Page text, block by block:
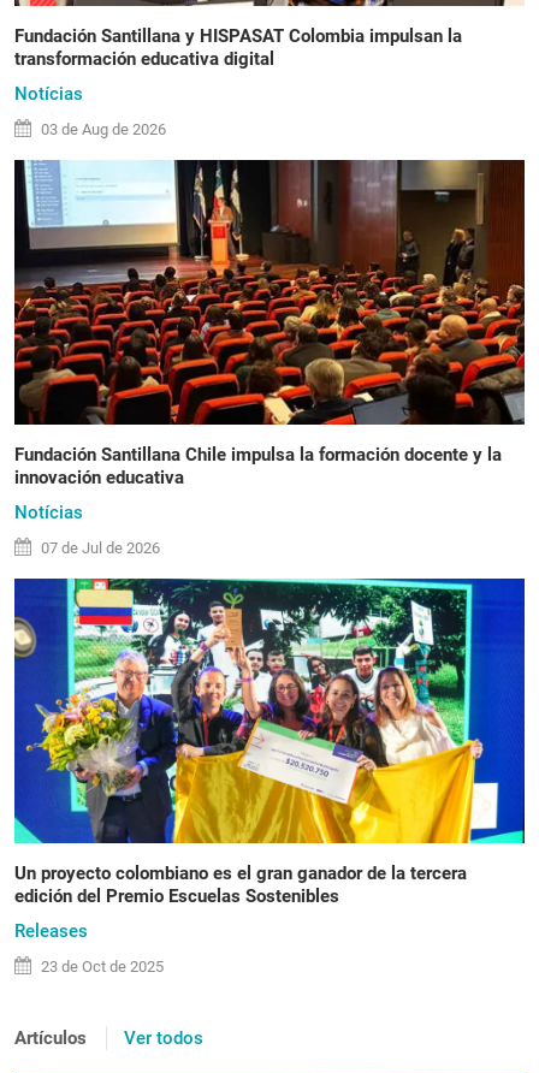
Fundación Santillana y HISPASAT Colombia impulsan la
transformación educativa digital
Notícias
03 de Aug de 2026
Fundación Santillana Chile impulsa la formación docente y la
innovación educativa
Notícias
07 de Jul de 2026
Un proyecto colombiano es el gran ganador de la tercera
edición del Premio Escuelas Sostenibles
Releases
23 de Oct de 2025
Artículos Ver todos